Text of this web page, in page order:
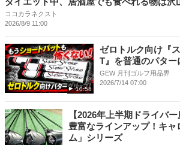
ココカラネクスト
2026/8/9 11:00
10:58
ゼロトルク向け『
T』を普通のパター
GEW 月刊ゴルフ用品界
2026/7/14 07:00
【2026年上半期ドライバ
豊富なラインアップ！キャ
ム」シリーズ